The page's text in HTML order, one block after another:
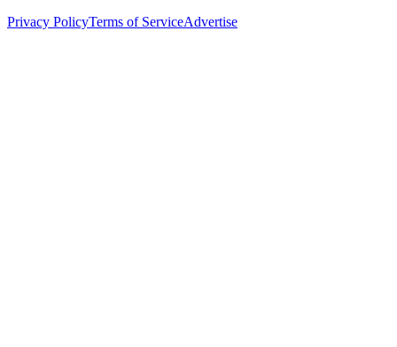
Privacy PolicyTerms of ServiceAdvertise